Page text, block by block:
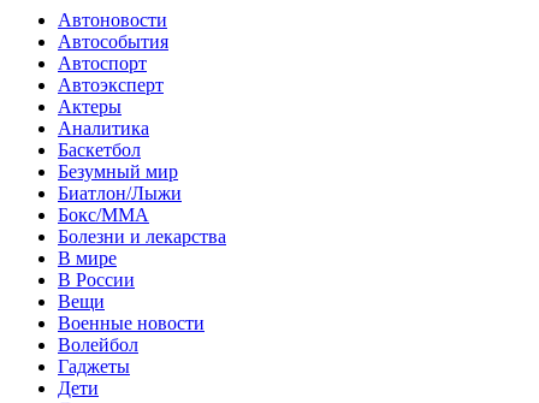
Автоновости
Автособытия
Автоспорт
Автоэксперт
Актеры
Аналитика
Баскетбол
Безумный мир
Биатлон/Лыжи
Бокс/MMA
Болезни и лекарства
В мире
В России
Вещи
Военные новости
Волейбол
Гаджеты
Дети